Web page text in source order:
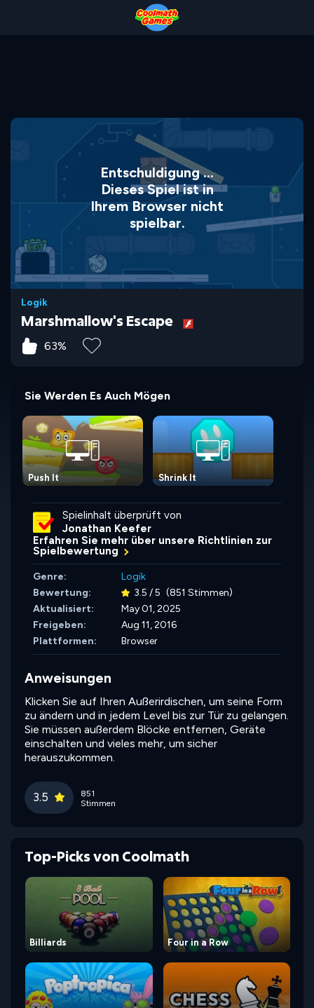
Entschuldigung ...
Dieses Spiel ist in
Ihrem Browser nicht
spielbar.
Logik
Marshmallow's Escape
63%
Sie Werden Es Auch Mögen
Push It Shrink It
Spielinhalt überprüft von
Jonathan Keefer
Erfahren Sie mehr über unsere Richtlinien zur
Spielbewertung
Genre:
Logik
Bewertung:
3.5 / 5 (851 Stimmen)
Aktualisiert:
May 01, 2025
Freigeben:
Aug 11, 2016
Plattformen:
Browser
Anweisungen
Klicken Sie auf Ihren Außerirdischen, um seine Form
zu ändern und in jedem Level bis zur Tür zu gelangen.
Sie müssen außerdem Blöcke entfernen, Geräte
einschalten und vieles mehr, um sicher
herauszukommen.
3.5
851
Stimmen
Top-Picks von Coolmath
Billiards Four in a Row